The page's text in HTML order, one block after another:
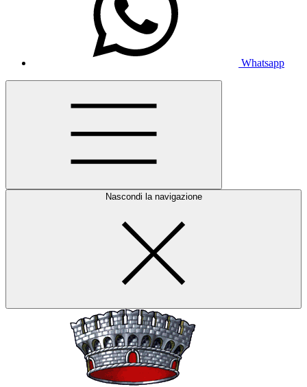
Whatsapp
Nascondi la navigazione